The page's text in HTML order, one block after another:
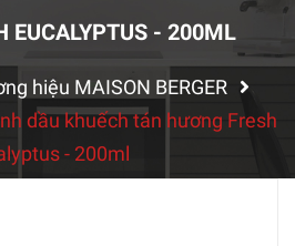
EUCALYPTUS - 200ML
hiệu MAISON BERGER
dầu khuếch tán hương Fresh
- 200ml